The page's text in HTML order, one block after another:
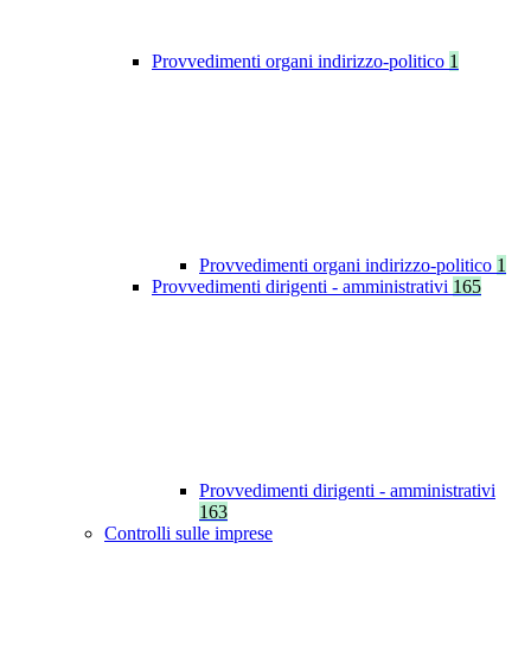
Provvedimenti organi indirizzo-politico 1
Provvedimenti organi indirizzo-politico 1
Provvedimenti dirigenti - amministrativi 165
Provvedimenti dirigenti - amministrativi
163
Controlli sulle imprese